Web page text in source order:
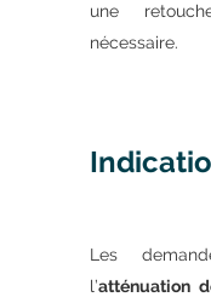
une
nécessaire.
Les
l’atténuation